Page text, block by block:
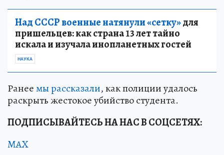
Над СССР военные натянули «сетку»для
пришельцев: как страна 13 лет тайно
искала и изучала инопланетных гостей
НАУКА
Ранеемы рассказали, как полиции удалось
раскрыть жестокое убийство студента.
ПОДПИСЫВАЙТЕСЬ НА НАС В СОЦСЕТЯХ:
MAX